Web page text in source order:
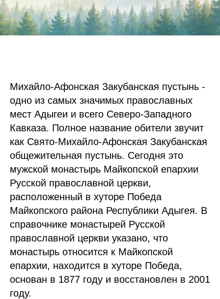
Михайло-Афонская Закубанская пустынь -
одно из самых значимых православных
мест Адыгеи и всего Северо-Западного
Кавказа. Полное название обители звучит
как Свято-Михайло-Афонская Закубанская
общежительная пустынь. Сегодня это
мужской монастырь Майкопской епархии
Русской православной церкви,
расположенный в хуторе Победа
Майкопского района Республики Адыгея. В
справочнике монастырей Русской
православной церкви указано, что
монастырь относится к Майкопской
епархии, находится в хуторе Победа,
основан в 1877 году и восстановлен в 2001
году.